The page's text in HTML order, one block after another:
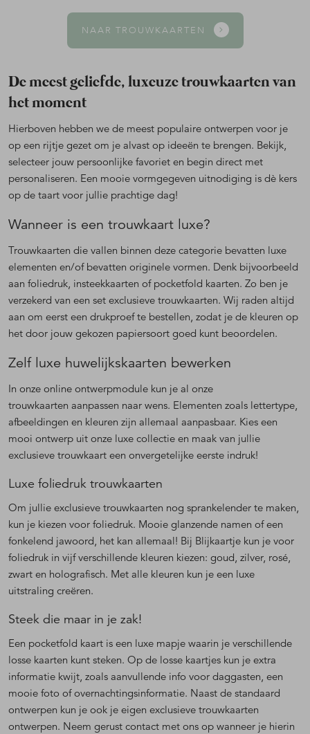
NAAR TROUWKAARTEN
De meest geliefde, luxeuze trouwkaarten van
het moment
Hierboven hebben we de meest populaire ontwerpen voor je
op een rijtje gezet om je alvast op ideeën te brengen. Bekijk,
selecteer jouw persoonlijke favoriet en begin direct met
personaliseren. Een mooie vormgegeven uitnodiging is dè kers
op de taart voor jullie prachtige dag!
Wanneer is een trouwkaart luxe?
Trouwkaarten die vallen binnen deze categorie bevatten luxe
elementen en/of bevatten originele vormen. Denk bijvoorbeeld
aan foliedruk, insteekkaarten of pocketfold kaarten. Zo ben je
verzekerd van een set exclusieve trouwkaarten. Wij raden altijd
aan om eerst een drukproef te bestellen, zodat je de kleuren op
het door jouw gekozen papiersoort goed kunt beoordelen.
Zelf luxe huwelijkskaarten bewerken
In onze online ontwerpmodule kun je al onze
trouwkaarten aanpassen naar wens. Elementen zoals lettertype,
afbeeldingen en kleuren zijn allemaal aanpasbaar. Kies een
mooi ontwerp uit onze luxe collectie en maak van jullie
exclusieve trouwkaart een onvergetelijke eerste indruk!
Luxe foliedruk trouwkaarten
Om jullie exclusieve trouwkaarten nog sprankelender te maken,
kun je kiezen voor foliedruk. Mooie glanzende namen of een
fonkelend jawoord, het kan allemaal! Bij Blijkaartje kun je voor
foliedruk in vijf verschillende kleuren kiezen: goud, zilver, rosé,
zwart en holografisch. Met alle kleuren kun je een luxe
uitstraling creëren.
Steek die maar in je zak!
Een pocketfold kaart is een luxe mapje waarin je verschillende
losse kaarten kunt steken. Op de losse kaartjes kun je extra
informatie kwijt, zoals aanvullende info voor daggasten, een
mooie foto of overnachtingsinformatie. Naast de standaard
ontwerpen kun je ook je eigen exclusieve trouwkaarten
ontwerpen. Neem gerust contact met ons op wanneer je hierin